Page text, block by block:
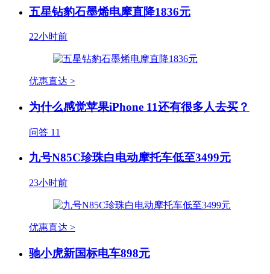
五星钻豹石墨烯电摩直降1836元
22小时前
优惠直达 >
为什么感觉苹果iPhone 11还有很多人去买？
问答 11
九号N85C珍珠白电动摩托车低至3499元
23小时前
优惠直达 >
驰小虎新国标电车898元